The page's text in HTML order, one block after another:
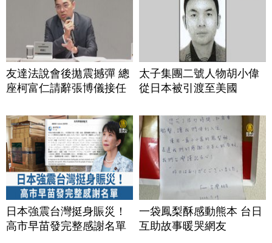
友達法說會後拋震撼彈 總
座柯富仁請辭張博儀接任
太子集團二號人物胡小偉
從日本被引渡至美國
日本強震台灣挺身賑災！
高市早苗發完整感謝名單
一袋鳳梨酥感動熊本 台日
互助故事暖哭網友